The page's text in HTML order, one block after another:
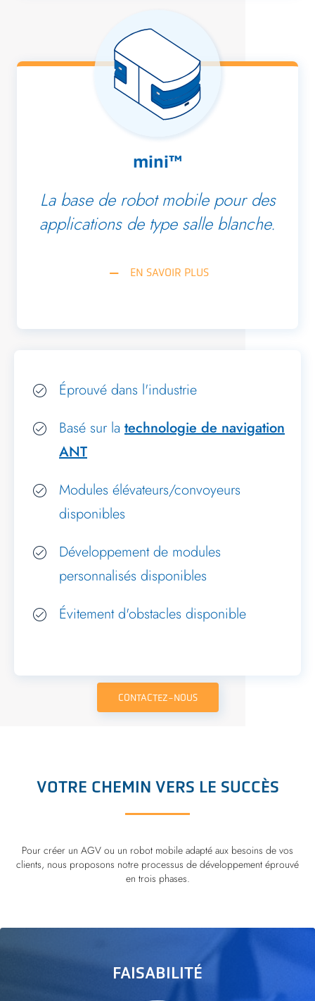
mini™
La base de robot mobile pour des
applications de type salle blanche.
EN SAVOIR PLUS
Éprouvé dans l'industrie
Basé sur la technologie de navigation
ANT
Modules élévateurs/convoyeurs
disponibles
Développement de modules
personnalisés disponibles
Évitement d'obstacles disponible
CONTACTEZ-NOUS
VOTRE CHEMIN VERS LE SUCCÈS
Pour créer un AGV ou un robot mobile adapté aux besoins de vos
clients, nous proposons notre processus de développement éprouvé
en trois phases.
FAISABILITÉ